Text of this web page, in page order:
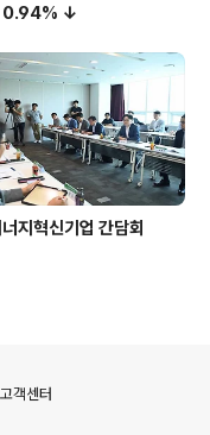
0.94% ↓
지혁신기업 간담회
고객센터